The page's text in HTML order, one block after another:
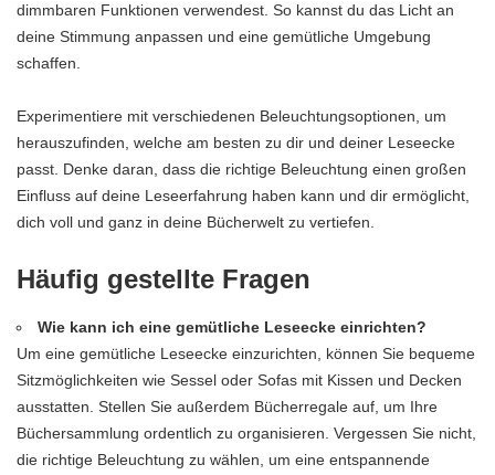
dimmbaren Funktionen verwendest. So kannst du das Licht an
deine Stimmung anpassen und eine gemütliche Umgebung
schaffen.
Experimentiere mit verschiedenen Beleuchtungsoptionen, um
herauszufinden, welche am besten zu dir und deiner Leseecke
passt. Denke daran, dass die richtige Beleuchtung einen großen
Einfluss auf deine Leseerfahrung haben kann und dir ermöglicht,
dich voll und ganz in deine Bücherwelt zu vertiefen.
Häufig gestellte Fragen
Wie kann ich eine gemütliche Leseecke einrichten?
Um eine gemütliche Leseecke einzurichten, können Sie bequeme
Sitzmöglichkeiten wie Sessel oder Sofas mit Kissen und Decken
ausstatten. Stellen Sie außerdem Bücherregale auf, um Ihre
Büchersammlung ordentlich zu organisieren. Vergessen Sie nicht,
die richtige Beleuchtung zu wählen, um eine entspannende